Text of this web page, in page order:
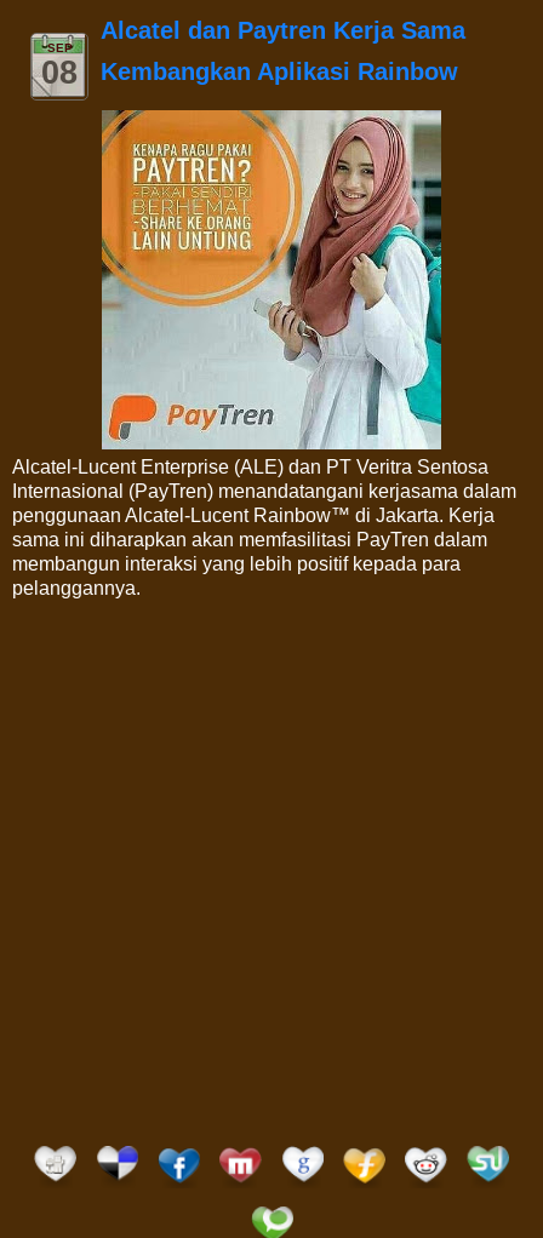
SEP
08
Alcatel dan Paytren Kerja Sama
Kembangkan Aplikasi Rainbow
Alcatel-Lucent Enterprise (ALE) dan PT Veritra Sentosa
Internasional (PayTren) menandatangani kerjasama dalam
penggunaan Alcatel-Lucent Rainbow™ di Jakarta. Kerja
sama ini diharapkan akan memfasilitasi PayTren dalam
membangun interaksi yang lebih positif kepada para
pelanggannya.